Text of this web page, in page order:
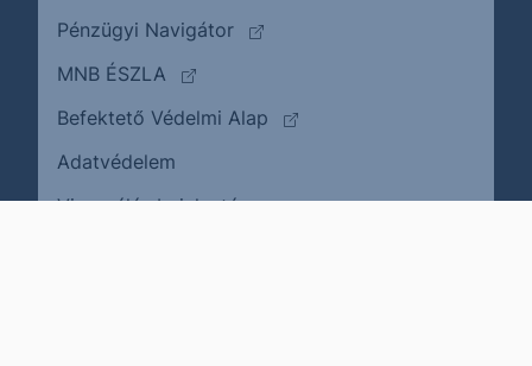
Pénzügyi Navigátor
(külső oldalra ugrik)
MNB ÉSZLA
(külső oldalra ugrik)
Befektető Védelmi Alap
(külső oldalra ugrik)
Adatvédelem
Visszaélés bejelentése(külső oldalra ugrik)